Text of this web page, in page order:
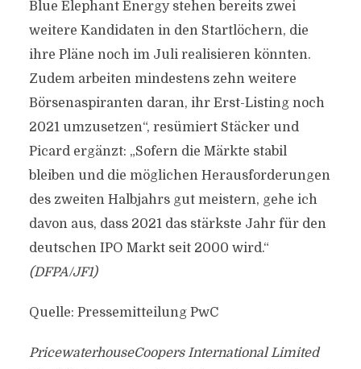
Blue Elephant Energy stehen bereits zwei
weitere Kandidaten in den Startlöchern, die
ihre Pläne noch im Juli realisieren könnten.
Zudem arbeiten mindestens zehn weitere
Börsenaspiranten daran, ihr Erst-Listing noch
2021 umzusetzen“, resümiert Stäcker und
Picard ergänzt: „Sofern die Märkte stabil
bleiben und die möglichen Herausforderungen
des zweiten Halbjahrs gut meistern, gehe ich
davon aus, dass 2021 das stärkste Jahr für den
deutschen IPO Markt seit 2000 wird.“
(DFPA/JF1)
Quelle: Pressemitteilung PwC
PricewaterhouseCoopers International Limited